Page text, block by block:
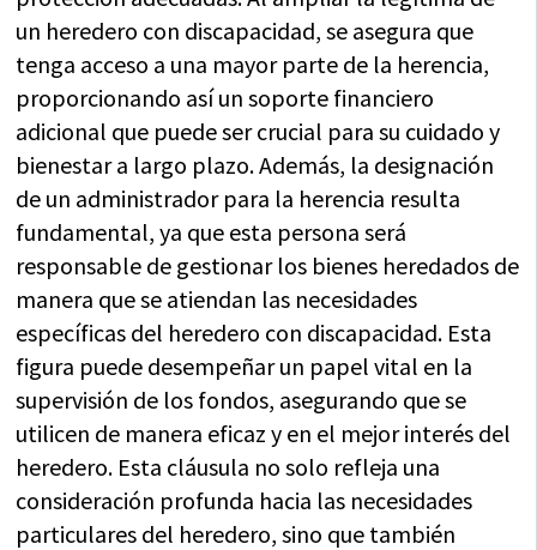
un heredero con discapacidad, se asegura que
tenga acceso a una mayor parte de la herencia,
proporcionando así un soporte financiero
adicional que puede ser crucial para su cuidado y
bienestar a largo plazo. Además, la designación
de un administrador para la herencia resulta
fundamental, ya que esta persona será
responsable de gestionar los bienes heredados de
manera que se atiendan las necesidades
específicas del heredero con discapacidad. Esta
figura puede desempeñar un papel vital en la
supervisión de los fondos, asegurando que se
utilicen de manera eficaz y en el mejor interés del
heredero. Esta cláusula no solo refleja una
consideración profunda hacia las necesidades
particulares del heredero, sino que también